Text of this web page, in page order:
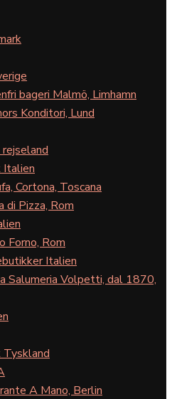
bageri Malmö, Limhamn
Konditori, Lund
Italien
Cortona, Toscana
di Pizza, Rom
Forno, Rom
Italien
Salumeria Volpetti, dal 1870,
Tyskland
A Mano, Berlin